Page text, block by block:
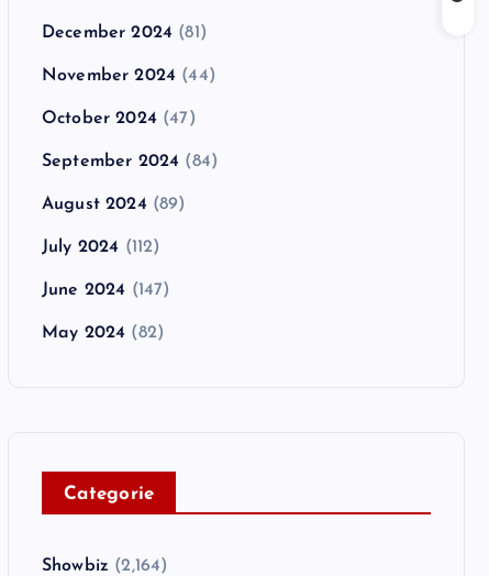
December 2024 (81)
November 2024 (44)
October 2024 (47)
September 2024 (84)
August 2024 (89)
July 2024 (112)
June 2024 (147)
May 2024 (82)
Categorie
Showbiz (2,164)